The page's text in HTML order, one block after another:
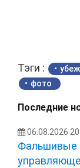
Тэги :
фото
Последние
06.08.2026
Фальшивые